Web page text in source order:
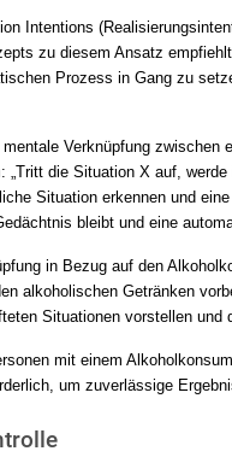
Intentions
zu diesem Ansatz
Prozess in Gang zu
Verknüpfung
„Tritt die Situation X auf,
Situation erkennen und
bleibt und eine
in Bezug auf den
alkoholischen Getränken
Situationen vorstellen
mit einem
um zuverlässige